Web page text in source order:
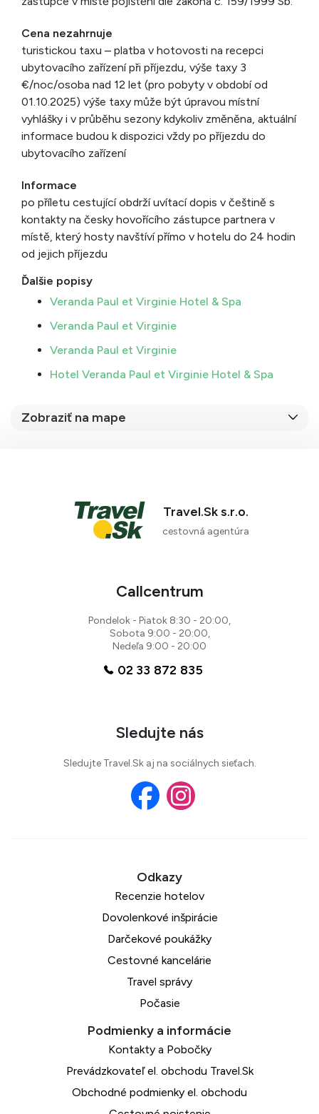
Cena nezahrnuje
turistickou taxu – platba v hotovosti na recepci
ubytovacího zařízení při příjezdu, výše taxy 3
€/noc/osoba nad 12 let (pro pobyty v období od
01.10.2025) výše taxy může být úpravou místní
vyhlášky i v průběhu sezony kdykoliv změněna, aktuální
informace budou k dispozici vždy po příjezdu do
ubytovacího zařízení
Informace
po příletu cestující obdrží uvítací dopis v češtině s
kontakty na česky hovořícího zástupce partnera v
místě, který hosty navštíví přímo v hotelu do 24 hodin
od jejich příjezdu
Ďalšie popisy
Veranda Paul et Virginie Hotel & Spa
Veranda Paul et Virginie
Veranda Paul et Virginie
Hotel Veranda Paul et Virginie Hotel & Spa
Zobraziť na mape
Travel.Sk s.r.o.
cestovná agentúra
Callcentrum
Pondelok - Piatok 8:30 - 20:00,
Sobota 9:00 - 20:00,
Nedeľa 9:00 - 20:00
02 33 872 835
Sledujte nás
Sledujte Travel.Sk aj na sociálnych sieťach.
Recenzie hotelov
Dovolenkové inšpirácie
Darčekové poukážky
Cestovné kancelárie
Travel správy
Počasie
Kontakty a Pobočky
Prevádzkovateľ el. obchodu Travel.Sk
Obchodné podmienky el. obchodu